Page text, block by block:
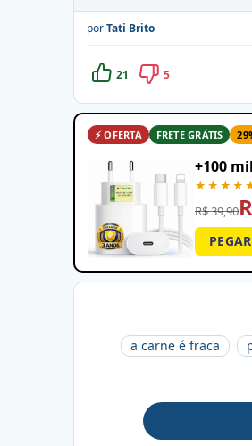
porTati Brito
21 5
⚡ OFERTA FRETE GRÁTIS
+100
R$ 39,90
a carne é fraca